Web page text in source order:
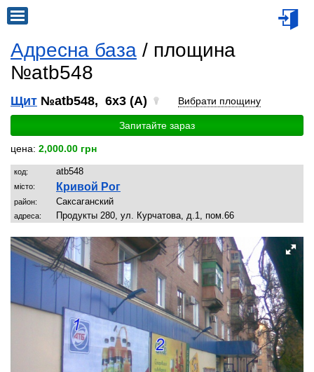
Адресна база / площина
№atb548
Щит №atb548, 6x3 (A) Вибрати площину
Запитайте зараз
цена: 2,000.00 грн
код: atb548
місто: Кривой Рог
район: Саксаганский
адреса: Продукты 280, ул. Курчатова, д.1, пом.66